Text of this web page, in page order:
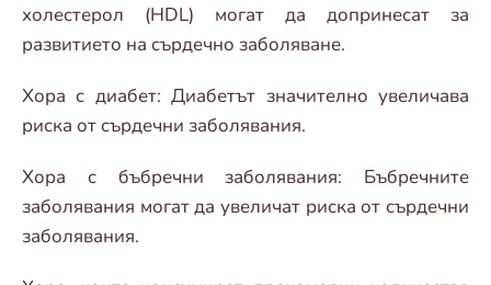
холестерол (HDL) могат да допринесат за
развитието на сърдечно заболяване.
Хора с диабет: Диабетът значително увеличава
риска от сърдечни заболявания.
Хора с бъбречни заболявания: Бъбречните
заболявания могат да увеличат риска от сърдечни
заболявания.